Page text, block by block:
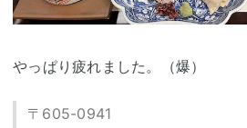
やっぱり疲れました。（爆）
〒605-0941